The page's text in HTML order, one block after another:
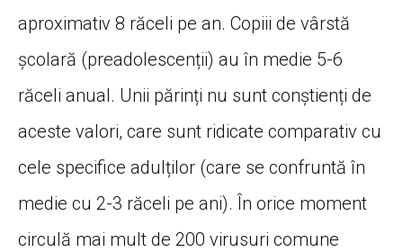
aproximativ 8 răceli pe an. Copiii de vârstă
școlară (preadolescenții) au în medie 5-6
răceli anual. Unii părinți nu sunt conștienți de
aceste valori, care sunt ridicate comparativ cu
cele specifice adulților (care se confruntă în
medie cu 2-3 răceli pe ani). În orice moment
circulă mai mult de 200 virusuri comune